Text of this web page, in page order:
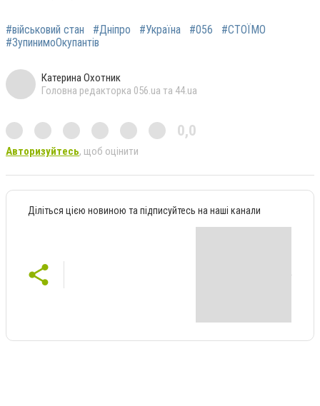
#військовий стан #Дніпро #Україна #056
#СТОЇМО
#ЗупинимоОкупантів
Катерина Охотник
Головна редакторка 056.ua та 44.ua
0,0
Авторизуйтесь, щоб оцінити
Діліться цією новиною та підписуйтесь на наші канали